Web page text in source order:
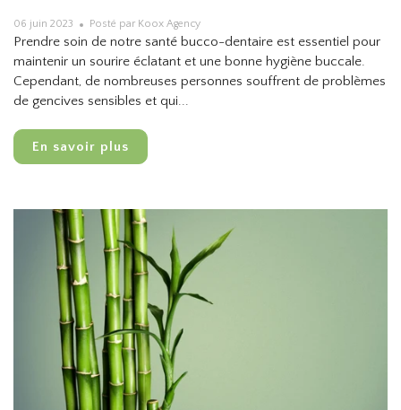
06 juin 2023 Posté par Koox Agency
Prendre soin de notre santé bucco-dentaire est essentiel pour
maintenir un sourire éclatant et une bonne hygiène buccale.
Cependant, de nombreuses personnes souffrent de problèmes
de gencives sensibles et qui...
En savoir plus